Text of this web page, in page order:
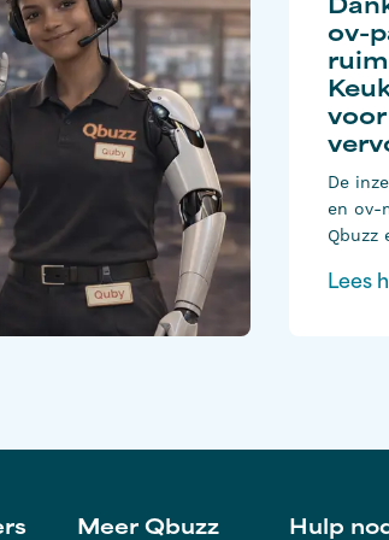
ov-
ruim
De
en ov-
Qbuzz
het
ov-
is
Lees
Meer Qbuzz Hulp